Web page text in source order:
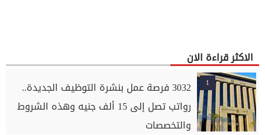
الاكثر قراءة الان
1
3032 فرصة عمل بنشرة التوظيف الجديدة..
رواتب تصل إلى 15 ألف جنيه وهذه الشروط
والتخصصات